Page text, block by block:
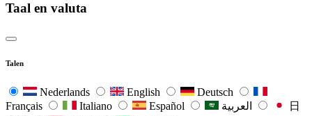
Taal en valuta
Talen
Nederlands English
Deutsch
Français
Italiano Español
日